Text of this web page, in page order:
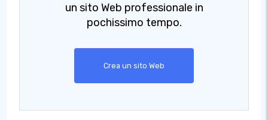
un sito Web professionale in
pochissimo tempo.
Crea un sito Web